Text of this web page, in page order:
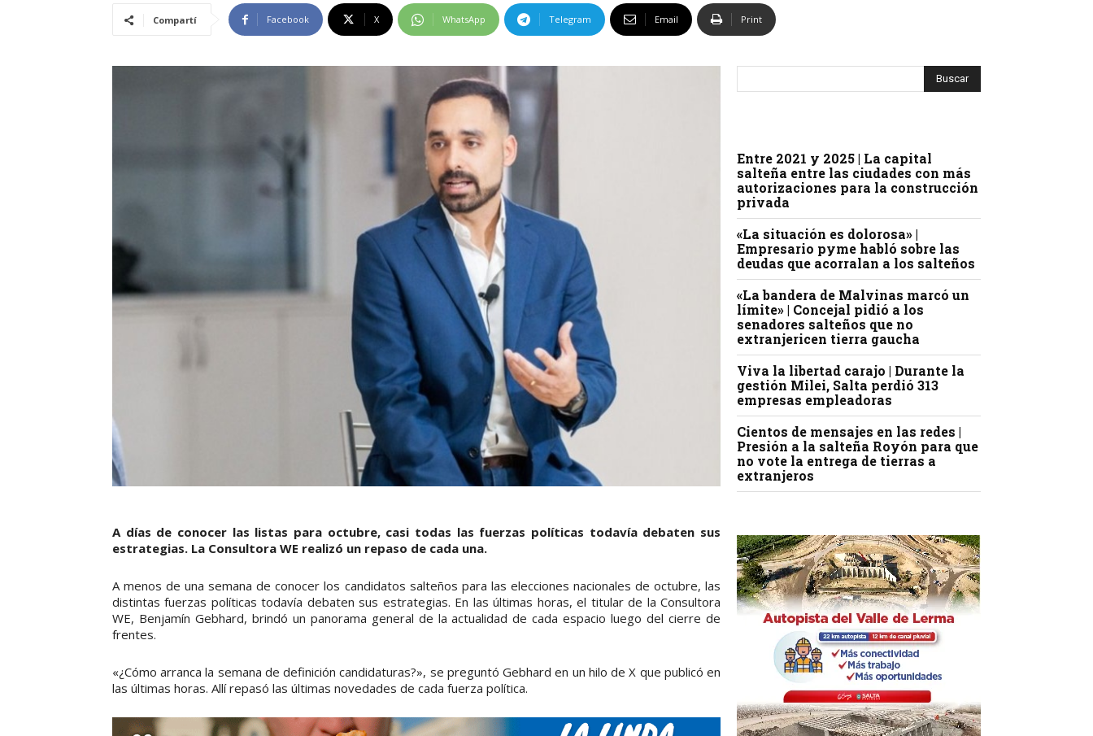
Compartí Facebook X WhatsApp Telegram Email Print
A días de conocer las listas para octubre, casi todas las fuerzas políticas todavía debaten sus
estrategias. La Consultora WE realizó un repaso de cada una.
A menos de una semana de conocer los candidatos salteños para las elecciones nacionales de octubre, las
distintas fuerzas políticas todavía debaten sus estrategias. En las últimas horas, el titular de la Consultora
WE, Benjamín Gebhard, brindó un panorama general de la actualidad de cada espacio luego del cierre de
frentes.
«¿Cómo arranca la semana de definición candidaturas?», se preguntó Gebhard en un hilo de X que publicó en
las últimas horas. Allí repasó las últimas novedades de cada fuerza política.
Entre 2021 y 2025 | La capital
salteña entre las ciudades con más
autorizaciones para la construcción
privada
«La situación es dolorosa» |
Empresario pyme habló sobre las
deudas que acorralan a los salteños
«La bandera de Malvinas marcó un
límite» | Concejal pidió a los
senadores salteños que no
extranjericen tierra gaucha
Viva la libertad carajo | Durante la
gestión Milei, Salta perdió 313
empresas empleadoras
Cientos de mensajes en las redes |
Presión a la salteña Royón para que
no vote la entrega de tierras a
extranjeros